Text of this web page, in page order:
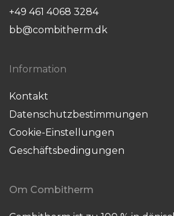
+49 461 4068 3284
bb@combitherm.dk
Information
Kontakt
Datenschutzbestimmungen
Cookie-Einstellungen
Geschäftsbedingungen
Om Combitherm